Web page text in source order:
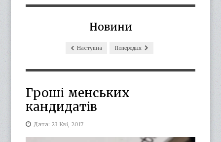
Новини
Наступна Попередня
Гроші менських
кандидатів
Дата: 23 Кві, 2017